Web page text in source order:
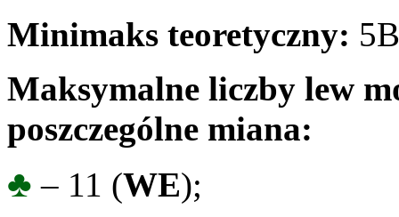
Minimaks teoretyczny:
Maksymalne liczby lew
poszczególne miana:
♣ – 11 (WE);